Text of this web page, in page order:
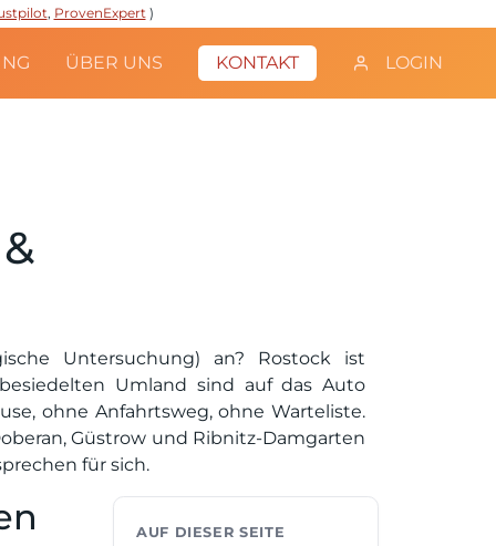
, ProvenExpert)
ÜBER UNS KONTAKT LOGIN
Untersuchung) an? Rostock ist
Umland sind auf das Auto
ohne Anfahrtsweg, ohne Warteliste.
Güstrow und Ribnitz-Damgarten
für sich.
AUF DIESER SEITE